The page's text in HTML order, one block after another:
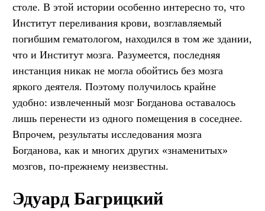
столе. В этой истории особенно интересно то, что
Институт переливания крови, возглавляемый
погибшим гематологом, находился в том же здании,
что и Институт мозга. Разумеется, последняя
инстанция никак не могла обойтись без мозга
яркого деятеля. Поэтому получилось крайне
удобно: извлеченный мозг Богданова оставалось
лишь перенести из одного помещения в соседнее.
Впрочем, результаты исследования мозга
Богданова, как и многих других «знаменитых»
мозгов, по-прежнему неизвестны.
Эдуард Багрицкий